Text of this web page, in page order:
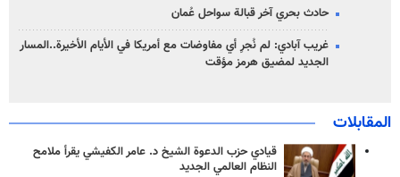
حادث بحري آخر قبالة سواحل عُمان
غريب آبادي: لم نُجرِ أي مفاوضات مع أمريكا في الأيام الأخيرة..المسار
الجديد لمضيق هرمز مؤقت
المقابلات
قيادي حزب الدعوة الشيخ د. عامر الكفيشي يقرأ ملامح
النظام العالمي الجديد